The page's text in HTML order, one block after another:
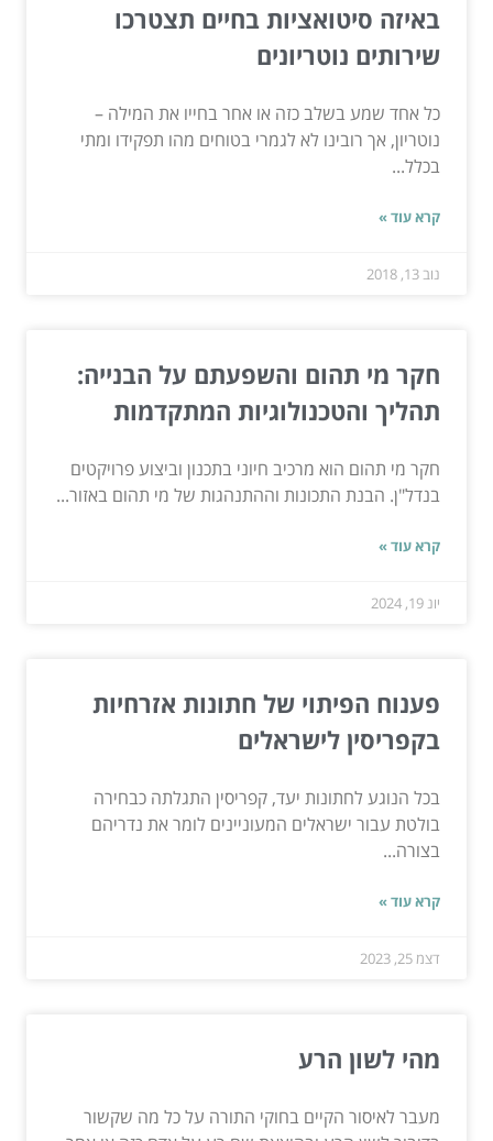
באיזה סיטואציות בחיים תצטרכו
שירותים נוטריונים
כל אחד שמע בשלב כזה או אחר בחייו את המילה –
נוטריון, אך רובינו לא לגמרי בטוחים מהו תפקידו ומתי
בכלל...
קרא עוד »
נוב 13, 2018
חקר מי תהום והשפעתם על הבנייה:
תהליך והטכנולוגיות המתקדמות
חקר מי תהום הוא מרכיב חיוני בתכנון וביצוע פרויקטים
בנדל"ן. הבנת התכונות וההתנהגות של מי תהום באזור...
קרא עוד »
יונ 19, 2024
פענוח הפיתוי של חתונות אזרחיות
בקפריסין לישראלים
בכל הנוגע לחתונות יעד, קפריסין התגלתה כבחירה
בולטת עבור ישראלים המעוניינים לומר את נדריהם
בצורה...
קרא עוד »
דצמ 25, 2023
מהי לשון הרע
מעבר לאיסור הקיים בחוקי התורה על כל מה שקשור